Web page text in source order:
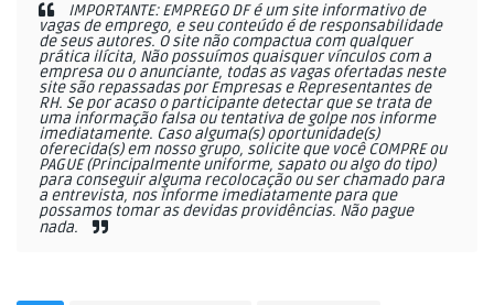
IMPORTANTE: EMPREGO DF é um site informativo de
vagas de emprego, e seu conteúdo é de responsabilidade
de seus autores. O site não compactua com qualquer
prática ilícita, Não possuímos quaisquer vínculos com a
empresa ou o anunciante, todas as vagas ofertadas neste
site são repassadas por Empresas e Representantes de
RH. Se por acaso o participante detectar que se trata de
uma informação falsa ou tentativa de golpe nos informe
imediatamente. Caso alguma(s) oportunidade(s)
oferecida(s) em nosso grupo, solicite que você COMPRE ou
PAGUE (Principalmente uniforme, sapato ou algo do tipo)
para conseguir alguma recolocação ou ser chamado para
a entrevista, nos informe imediatamente para que
possamos tomar as devidas providências. Não pague
nada.